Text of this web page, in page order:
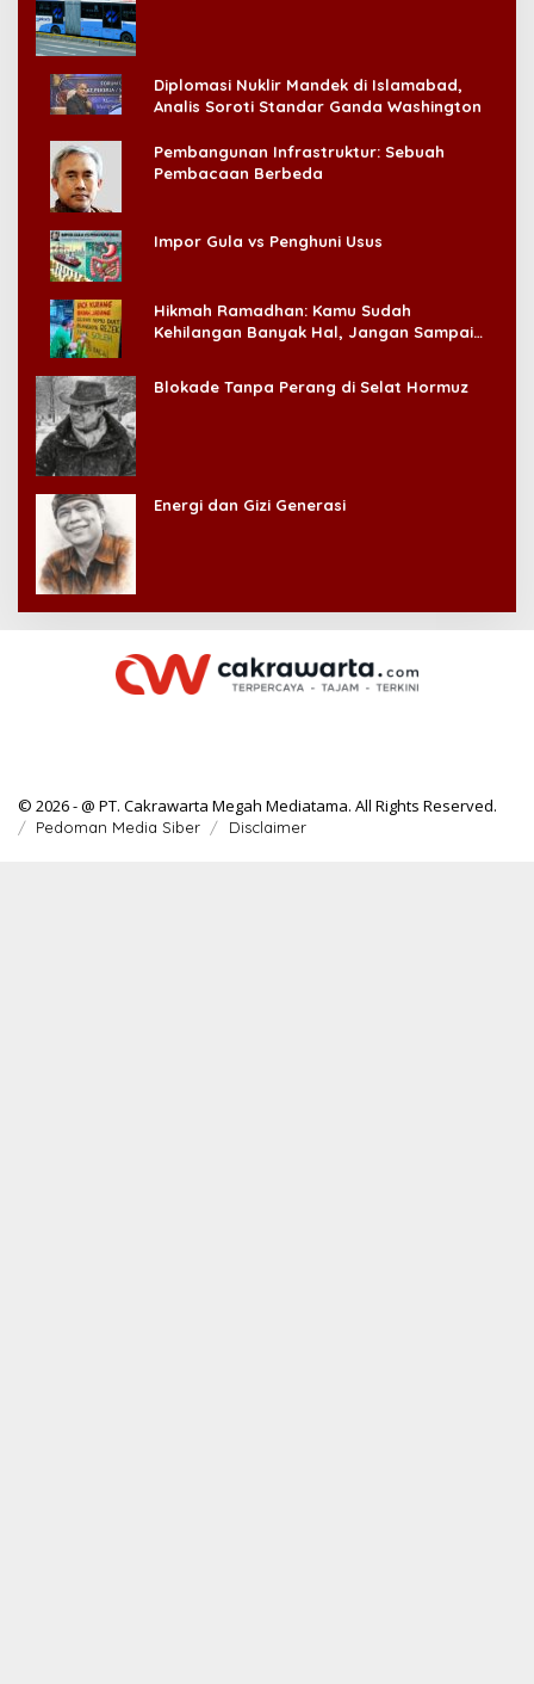
Diplomasi Nuklir Mandek di Islamabad,
Analis Soroti Standar Ganda Washington
Pembangunan Infrastruktur: Sebuah
Pembacaan Berbeda
Impor Gula vs Penghuni Usus
Hikmah Ramadhan: Kamu Sudah
Kehilangan Banyak Hal, Jangan Sampai
Blokade Tanpa Perang di Selat Hormuz
Energi dan Gizi Generasi
© 2026 - @ PT. Cakrawarta Megah Mediatama. All Rights Reserved.
Pedoman Media Siber Disclaimer